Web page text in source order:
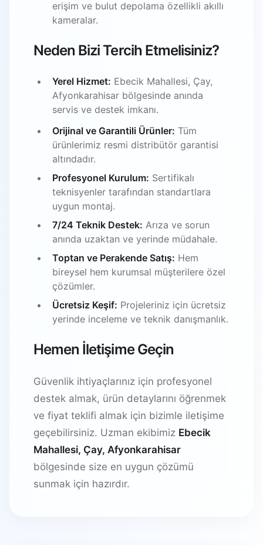
erişim ve bulut depolama özellikli akıllı
kameralar.
Neden Bizi Tercih Etmelisiniz?
Yerel Hizmet: Ebecik Mahallesi, Çay,
Afyonkarahisar bölgesinde anında
servis ve destek imkanı.
Orijinal ve Garantili Ürünler: Tüm
ürünlerimiz resmi distribütör garantisi
altındadır.
Profesyonel Kurulum: Sertifikalı
teknisyenler tarafından standartlara
uygun montaj.
7/24 Teknik Destek: Arıza ve sorun
anında uzaktan ve yerinde müdahale.
Toptan ve Perakende Satış: Hem
bireysel hem kurumsal müşterilere özel
çözümler.
Ücretsiz Keşif: Projeleriniz için ücretsiz
yerinde inceleme ve teknik danışmanlık.
Hemen İletişime Geçin
Güvenlik ihtiyaçlarınız için profesyonel
destek almak, ürün detaylarını öğrenmek
ve fiyat teklifi almak için bizimle iletişime
geçebilirsiniz. Uzman ekibimiz Ebecik
Mahallesi, Çay, Afyonkarahisar
bölgesinde size en uygun çözümü
sunmak için hazırdır.